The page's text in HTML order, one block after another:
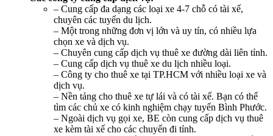
– Cung cấp đa dạng các loại xe 4-7 chỗ có tài xế,
chuyên các tuyến du lịch.
– Một trong những đơn vị lớn và uy tín, có nhiều lựa
chọn xe và dịch vụ.
– Chuyên cung cấp dịch vụ thuê xe đường dài liên tỉnh.
– Cung cấp dịch vụ thuê xe du lịch nhiều loại.
– Công ty cho thuê xe tại TP.HCM với nhiều loại xe và
dịch vụ.
– Nền tảng cho thuê xe tự lái và có tài xế. Bạn có thể
tìm các chủ xe có kinh nghiệm chạy tuyến Bình Phước.
– Ngoài dịch vụ gọi xe, BE còn cung cấp dịch vụ thuê
xe kèm tài xế cho các chuyến đi tỉnh.